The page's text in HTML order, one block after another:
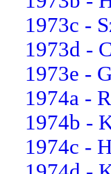
1973c -
1973d -
1973e -
1974a -
1974b -
1974c -